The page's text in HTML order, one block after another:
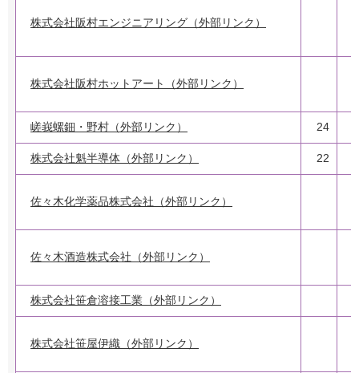
株式会社阪村エンジニアリング（外部リンク）
株式会社阪村ホットアート（外部リンク）
嵯峩螺鈿・野村（外部リンク） 24
株式会社魁半導体（外部リンク） 22
佐々木化学薬品株式会社（外部リンク）
佐々木酒造株式会社（外部リンク）
株式会社笹倉溶接工業（外部リンク）
株式会社笹屋伊織（外部リンク）